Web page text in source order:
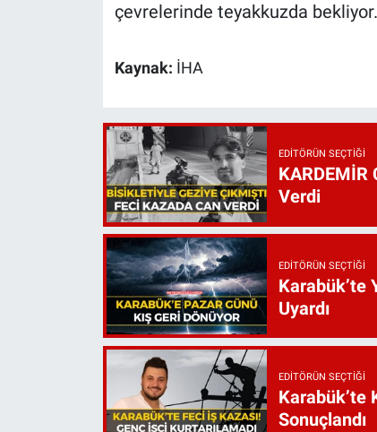
çevrelerinde teyakkuzda bekliyor.
Kaynak: İHA
EDITÖRÜN SEÇTIĞI
KARDEMİR
Verdi
EDITÖRÜN SEÇTIĞI
Karabük’te
Uyardı
EDITÖRÜN SEÇTIĞI
Karabük’te
Sonuçlandı